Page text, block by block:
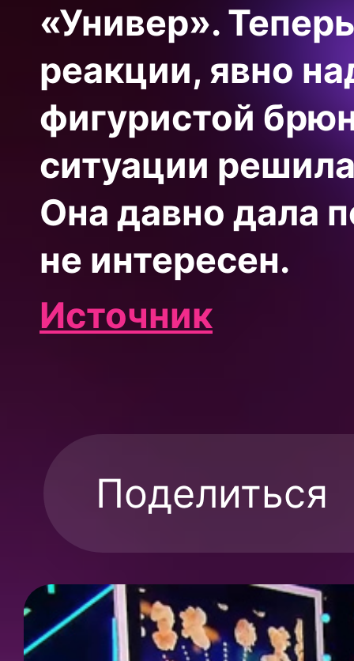
«Универ».
реакции, явно
фигуристой
ситуации
Она давно дала
не интересен.
Источник
Поделиться